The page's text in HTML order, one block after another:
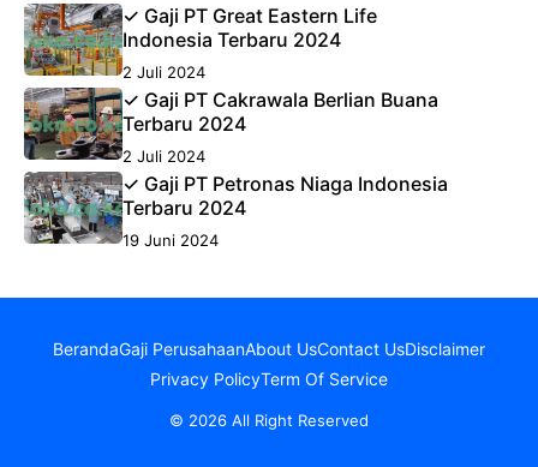
✓ Gaji PT Great Eastern Life
Indonesia Terbaru 2024
2 Juli 2024
✓ Gaji PT Cakrawala Berlian Buana
Terbaru 2024
2 Juli 2024
✓ Gaji PT Petronas Niaga Indonesia
Terbaru 2024
19 Juni 2024
BerandaGaji PerusahaanAbout UsContact UsDisclaimer
Privacy PolicyTerm Of Service
© 2026 All Right Reserved